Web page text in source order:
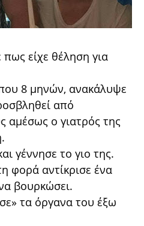
είχε θέληση για
8 μηνών, ανακάλυψε
από
αμέσως ο γιατρός της
γέννησε το γιο της.
φορά αντίκρισε ένα
βουρκώσει.
τα όργανα του έξω